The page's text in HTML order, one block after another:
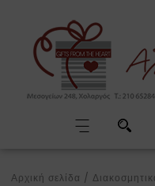
Αρχική σελίδα /